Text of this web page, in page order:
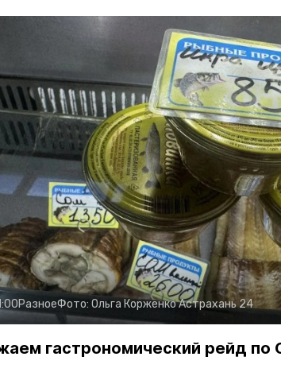
РазноеФото: Ольга КорженкоАстрахань 24
гастрономический рейд по